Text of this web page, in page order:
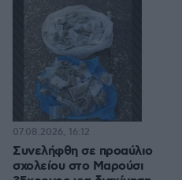
Συνελήφθη σε προαύλιο
σχολείου στο Μαρούσι
07.08.2026, 16:12